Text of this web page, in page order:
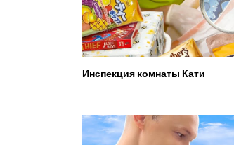
Инспекция комнаты Кати